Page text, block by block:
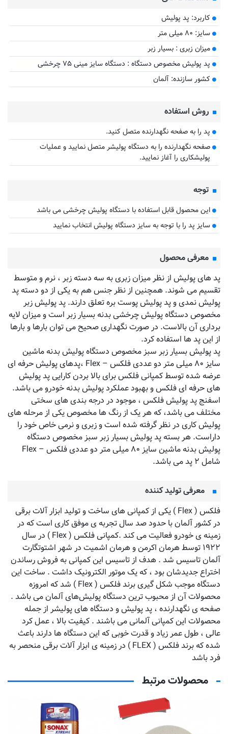
کاربرد: پد پولیش
سایز: ۸۰ میلی متر
میزان زبری : بسیار زبر
پد پولیش مخصوص دستگاه : دستگاه سایز مینی ۷۵ چرخشی
کشور سازنده: آلمان
روش استفاده
پد را به صفحه نگهدارنده متصل کنید.
صفحه نگهدارنده را به دستگاه پولیشر متصل نمایید و عملیات
پولیشکاری را آغاز نمایید.
توجه
این محصول قابل استفاده با دستگاه پولیش چرخشی می باشد
سایز پد را با توجه به سایز دستگاه پولیش انتخاب نمایید
معرفی محصول
پد های پولیش از نظر میزان زبری به سه دسته زبر ، نرم و متوسط
تقسیم می شوند. همچنین از نظر جنس هم به یکی از دو دسته پد
پولیش نمدی و پد پولیش پوست بره تعلق دارند. پد پولیش زبر
مخصوص دستگاه پولیش چرخشی بدنه بسیار زبر است و میزان لایه
برداری آن بالاست. در صورت نگهداری صحیح می توان بارها و بارها
از این پد ها استفاده کرد.
پد پولیش بسیار زبر سبز مخصوص دستگاه پولیش بدنه ماشین
سایز ۸۰ میلی متر دو عددی فلکس – Flex ،پدهای پولیش حرفه ای
عرضه شده توسط کمپانی فلکس برای بالا بردن کارایی پد پولیش
های حرفه ای فلکس و بهبود عملکرد پولیش بدنه خودرو می باشد.
اسفنج پد پولیش فلکس ، موجود در درجه بندی های سختی
مختلف می باشد، که هر یک از رنگ ها مخصوص یکی از مرحله های
پولیش کاری در نظر گرفته شده است و زبری و نرمی خاص خود را
داراست. هر بسته پد پولیش بسیار زبر سبز مخصوص دستگاه
پولیش بدنه ماشین سایز ۸۰ میلی متر دو عددی فلکس – Flex
شامل ۲ پد می باشد.
معرفی تولید کننده
فلکس ( Flex ) یکی از کمپانی‌ های ساخت و تولید ابزار آلات برقی
در کشور آلمان با حدود صد سال تجربه‌ ی موفق کاری است که در
زمینه ‌ی خودرو فعالیت می کند .کمپانی فلکس ( Flex ) در سال
۱۹۲۲ توسط هرمان اکرمن و هرمان اشمیت در شهر اشتوتگارت
آلمان تاسیس شد . هدف از تاسیس این کمپانی به فروش رساندن
اختراع جدیدشان بود ، که یک موتور الکترونیک داشت . ساخت این
دستگاه موجب شکل گیری برند فلکس ( Flex ) شد که امروزه
محصولات آن از محبوب ترین دستگاه پولیش‌های آلمان می باشد .
صفحه‌ ی نگهدارنده ، پد پولیش و دستگاه های پولیشر از جمله
محصولات این کمپانی آلمانی می‌ باشند . کیفیت بالا ، عمل کرد
عالی ، طول عمر زیاد و قدرت خوبی که این دستگاه‌ ها دارند باعث
شده که برند فلکس ( FLEX ) در زمینه ‌ی ابزار آلات برقی منحصر به
فرد باشد
محصولات مرتبط
تماس بگیرید